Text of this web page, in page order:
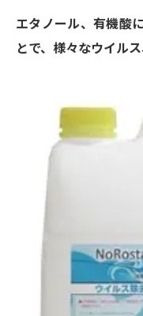
エタノール、有機酸
とで、様々なウイル